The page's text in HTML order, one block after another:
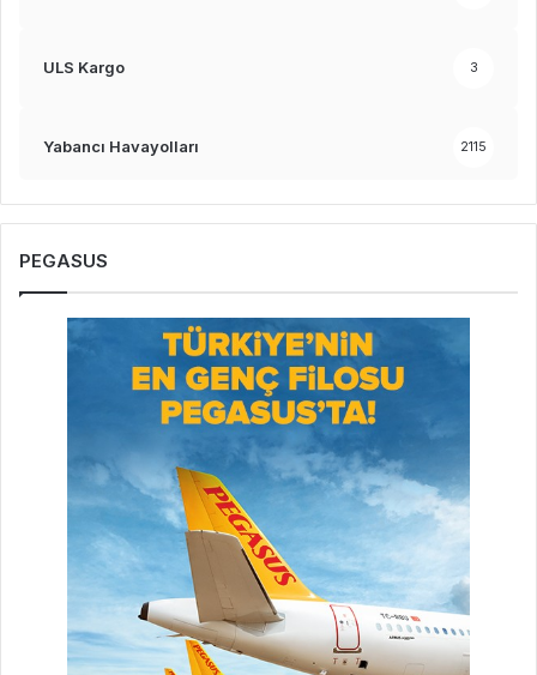
ULS Kargo 3
Yabancı Havayolları 2115
PEGASUS